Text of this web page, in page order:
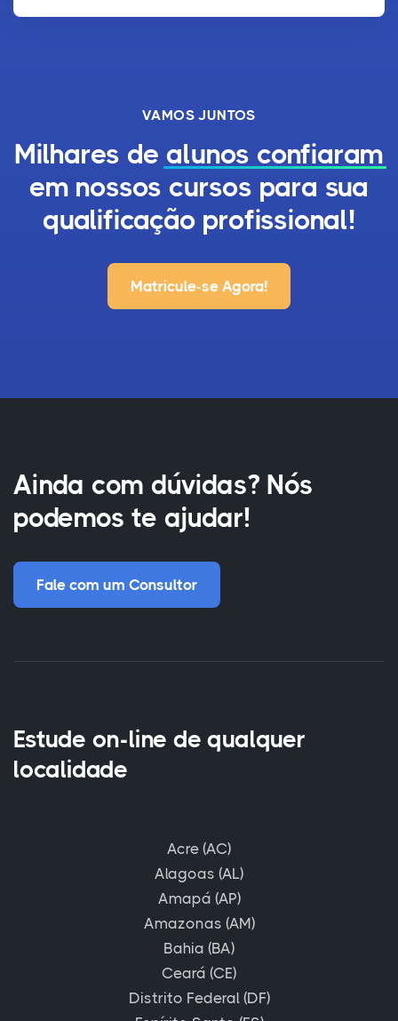
VAMOS JUNTOS
Milhares de alunos confiaram
em nossos cursos para sua
qualificação profissional!
Matricule-se Agora!
Ainda com dúvidas? Nós
podemos te ajudar!
Fale com um Consultor
Estude on-line de qualquer
localidade
Acre (AC)
Alagoas (AL)
Amapá (AP)
Amazonas (AM)
Bahia (BA)
Ceará (CE)
Distrito Federal (DF)